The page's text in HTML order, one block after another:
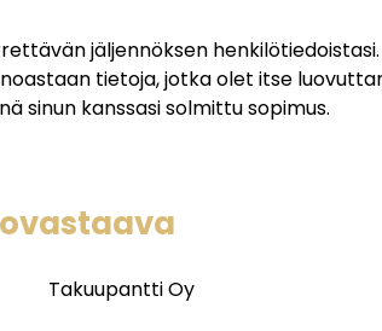
jäljennöksen henkilötiedoistasi.
tietoja, jotka olet itse
sinun kanssasi solmittu sopimus.
Takuupantti Oy